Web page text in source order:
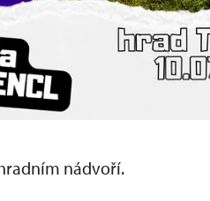
nádvoří.